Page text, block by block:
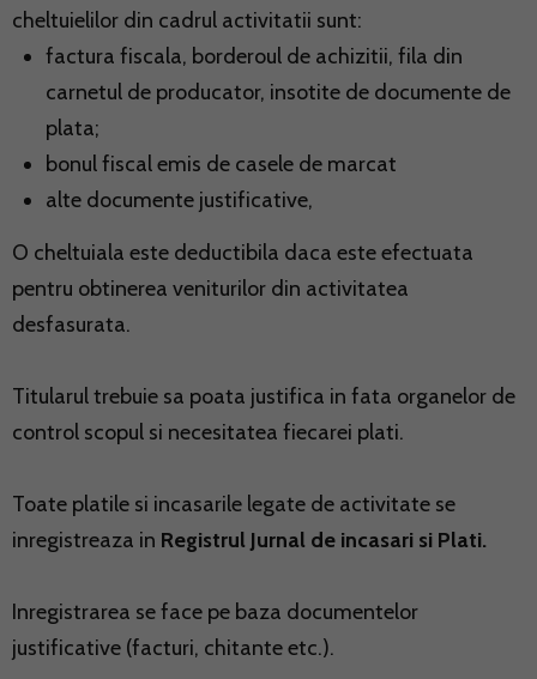
cheltuielilor din cadrul activitatii sunt:
factura fiscala, borderoul de achizitii, fila din
carnetul de producator, insotite de documente de
plata;
bonul fiscal emis de casele de marcat
alte documente justificative,
O cheltuiala este deductibila daca este efectuata
pentru obtinerea veniturilor din activitatea
desfasurata.
Titularul trebuie sa poata justifica in fata organelor de
control scopul si necesitatea fiecarei plati.
Toate platile si incasarile legate de activitate se
inregistreaza in Registrul Jurnal de incasari si Plati.
Inregistrarea se face pe baza documentelor
justificative (facturi, chitante etc.).